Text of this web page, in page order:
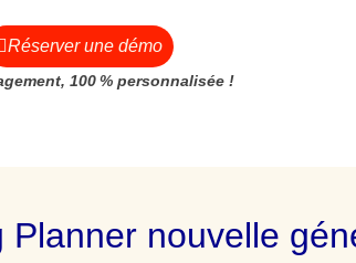
Réserver une démo
100 % personnalisée !
Planner nouvelle